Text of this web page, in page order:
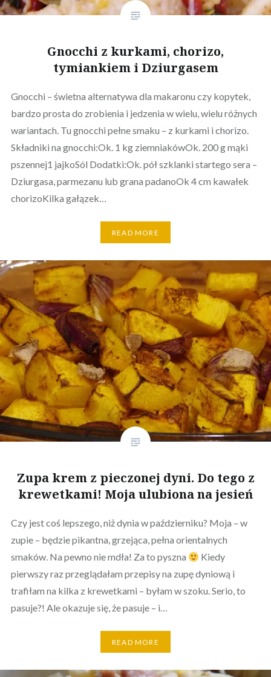
Gnocchi z kurkami, chorizo,
tymiankiem i Dziurgasem
Gnocchi – świetna alternatywa dla makaronu czy kopytek,
bardzo prosta do zrobienia i jedzenia w wielu, wielu różnych
wariantach. Tu gnocchi pełne smaku – z kurkami i chorizo.
Składniki na gnocchi:Ok. 1 kg ziemniakówOk. 200 g mąki
pszennej1 jajkoSól Dodatki:Ok. pół szklanki startego sera –
Dziurgasa, parmezanu lub grana padanoOk 4 cm kawałek
chorizoKilka gałązek…
READ MORE
Zupa krem z pieczonej dyni. Do tego z
krewetkami! Moja ulubiona na jesień
Czy jest coś lepszego, niż dynia w październiku? Moja – w
zupie – będzie pikantna, grzejąca, pełna orientalnych
smaków. Na pewno nie mdła! Za to pyszna
Kiedy
pierwszy raz przeglądałam przepisy na zupę dyniową i
trafiłam na kilka z krewetkami – byłam w szoku. Serio, to
pasuje?! Ale okazuje się, że pasuje – i…
READ MORE